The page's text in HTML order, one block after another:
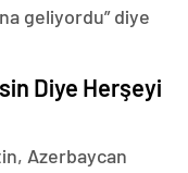
geliyordu” diye
Diye Herşeyi
Azerbaycan